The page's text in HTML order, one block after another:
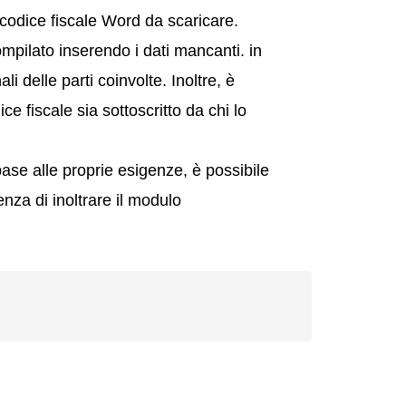
fiscale Word da scaricare.
inserendo i dati mancanti. in
delle parti coinvolte. Inoltre, è
fiscale sia sottoscritto da chi lo
alle proprie esigenze, è possibile
di inoltrare il modulo